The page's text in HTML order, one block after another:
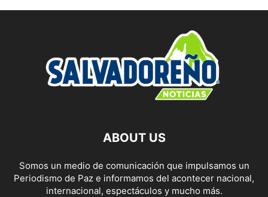
ABOUT US
Somos un medio de comunicación que impulsamos un
Periodismo de Paz e informamos del acontecer nacional,
internacional, espectáculos y mucho más.